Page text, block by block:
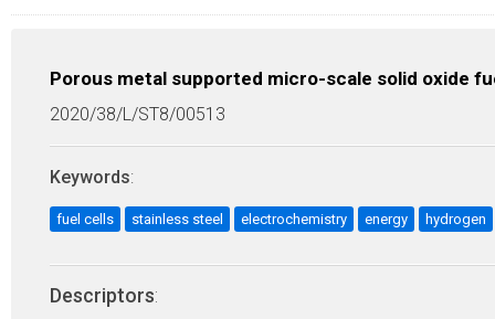
Porous metal supported micro-scale solid oxide
2020/38/L/ST8/00513
Keywords:
fuel cells stainless steel electrochemistry energy hydrogen
Descriptors: